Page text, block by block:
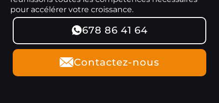
pour accélérer votre croissance.
678 86 41 64
Contactez-nous